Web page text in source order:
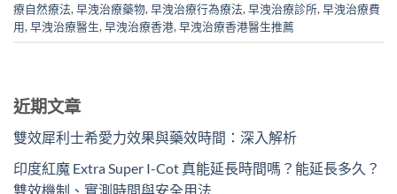
療自然療法, 早洩治療藥物, 早洩治療行為療法, 早洩治療診所, 早洩治療費
用, 早洩治療醫生, 早洩治療香港, 早洩治療香港醫生推薦
近期文章
雙效犀利士希愛力效果與藥效時間：深入解析
印度紅魔 Extra Super I-Cot 真能延長時間嗎？能延長多久？
雙效機制、實測時間與安全用法